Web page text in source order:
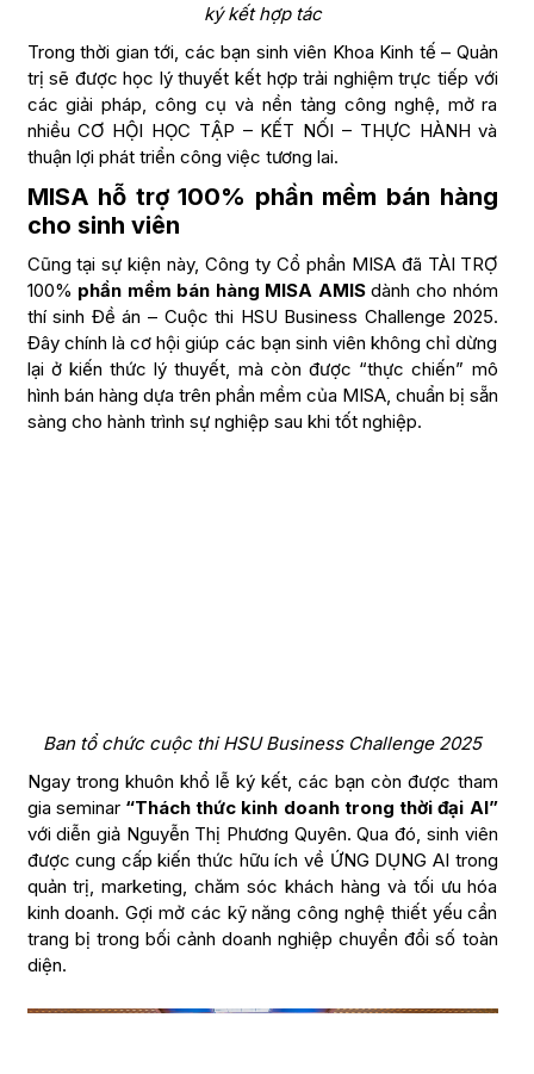
ký kết hợp tác
Trong thời gian tới, các bạn sinh viên Khoa Kinh tế – Quản
trị sẽ được học lý thuyết kết hợp trải nghiệm trực tiếp với
các giải pháp, công cụ và nền tảng công nghệ, mở ra
nhiều CƠ HỘI HỌC TẬP – KẾT NỐI – THỰC HÀNH và
thuận lợi phát triển công việc tương lai.
MISA hỗ trợ 100% phần mềm bán hàng
cho sinh viên
Cũng tại sự kiện này, Công ty Cổ phần MISA đã TÀI TRỢ
100% phần mềm bán hàng MISA AMISdành cho nhóm
thí sinh Đề án – Cuộc thi HSU Business Challenge 2025.
Đây chính là cơ hội giúp các bạn sinh viên không chỉ dừng
lại ở kiến thức lý thuyết, mà còn được “thực chiến” mô
hình bán hàng dựa trên phần mềm của MISA, chuẩn bị sẵn
sàng cho hành trình sự nghiệp sau khi tốt nghiệp.
Ban tổ chức cuộc thi HSU Business Challenge 2025
Ngay trong khuôn khổ lễ ký kết, các bạn còn được tham
gia seminar “Thách thức kinh doanh trong thời đại AI”
với diễn giả Nguyễn Thị Phương Quyên. Qua đó, sinh viên
được cung cấp kiến thức hữu ích về ỨNG DỤNG AI trong
quản trị, marketing, chăm sóc khách hàng và tối ưu hóa
kinh doanh. Gợi mở các kỹ năng công nghệ thiết yếu cần
trang bị trong bối cảnh doanh nghiệp chuyển đổi số toàn
diện.